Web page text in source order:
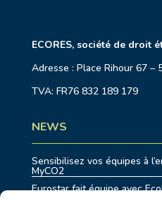
ECORES, société de droit
Adresse : Place Rihour 67 –
TVA: FR76 832 189 179
NEWS
Sensibilisez vos équipes à
MyCO2
Eurostar fait équipe avec